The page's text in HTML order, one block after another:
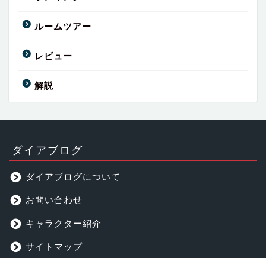
ルームツアー
レビュー
解説
ダイアブログ
ダイアブログについて
お問い合わせ
キャラクター紹介
サイトマップ